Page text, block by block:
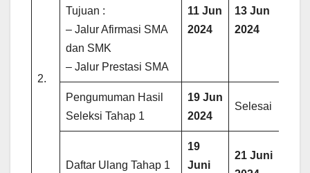
2.
Tujuan :
– Jalur Afirmasi SMA
dan SMK
– Jalur Prestasi SMA
11 Jun
2024
13 Jun
2024
Pengumuman Hasil
Seleksi Tahap 1
19 Jun
2024
Selesai
Daftar Ulang Tahap 1
19
Juni
21 Juni